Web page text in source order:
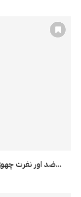
ضد اور نفرت چھوڑیں : عوام اور ملکی مفاد کے فیصلے کریں...